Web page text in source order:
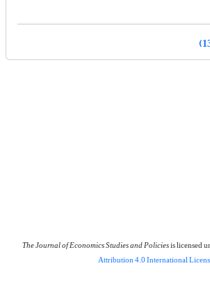
The Journal of Economics Studies and Policiesis licensed
Attribution 4.0 International